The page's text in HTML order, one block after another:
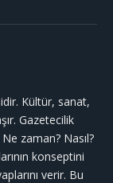
Kültür, sanat,
Gazetecilik
zaman? Nasıl?
konseptini
verir. Bu